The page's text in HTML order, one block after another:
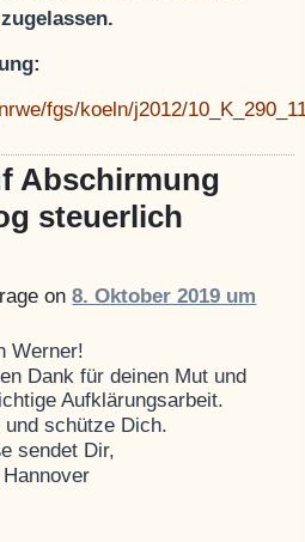
fgs/koeln/j2012/
Abschirmung
steuerlich
on8. Oktober 2019 um
Werner!
Dank für deinen Mut und
Aufklärungsarbeit.
und schütze Dich.
sendet Dir,